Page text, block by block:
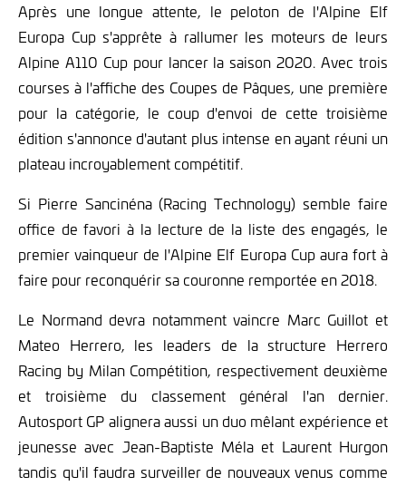
Après une longue attente, le peloton de l'Alpine Elf
Europa Cup s'apprête à rallumer les moteurs de leurs
Alpine A110 Cup pour lancer la saison 2020. Avec trois
courses à l'affiche des Coupes de Pâques, une première
pour la catégorie, le coup d'envoi de cette troisième
édition s'annonce d'autant plus intense en ayant réuni un
plateau incroyablement compétitif.
Si Pierre Sancinéna (Racing Technology) semble faire
office de favori à la lecture de la liste des engagés, le
premier vainqueur de l'Alpine Elf Europa Cup aura fort à
faire pour reconquérir sa couronne remportée en 2018.
Le Normand devra notamment vaincre Marc Guillot et
Mateo Herrero, les leaders de la structure Herrero
Racing by Milan Compétition, respectivement deuxième
et troisième du classement général l'an dernier.
Autosport GP alignera aussi un duo mêlant expérience et
jeunesse avec Jean-Baptiste Méla et Laurent Hurgon
tandis qu'il faudra surveiller de nouveaux venus comme